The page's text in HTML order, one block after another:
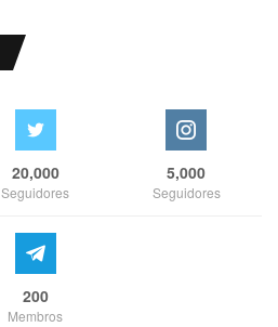
20,000
Seguidores
5,000
Seguidores
200
Membros